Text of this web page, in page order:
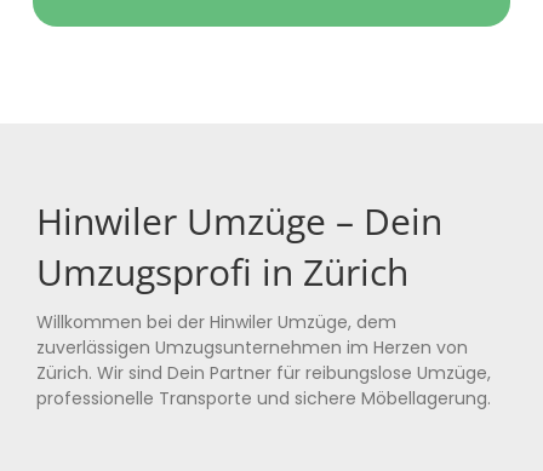
Hinwiler Umzüge – Dein
Umzugsprofi in Zürich
Willkommen bei der Hinwiler Umzüge, dem
zuverlässigen Umzugsunternehmen im Herzen von
Zürich. Wir sind Dein Partner für reibungslose Umzüge,
professionelle Transporte und sichere Möbellagerung.